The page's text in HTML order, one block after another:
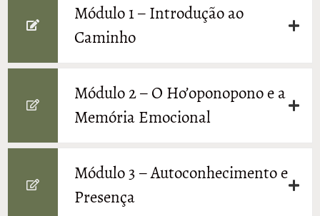
Módulo 1 – Introdução ao
Caminho
Módulo 2 – O Ho’oponopono e a
Memória Emocional
Módulo 3 – Autoconhecimento e
Presença